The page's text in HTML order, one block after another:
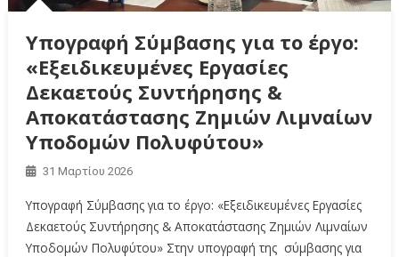
Υπογραφή Σύμβασης για το έργο:
«Εξειδικευμένες Εργασίες
Δεκαετούς Συντήρησης &
Αποκατάστασης Ζημιών Λιμναίων
Υποδομών Πολυφύτου»
31 Μαρτίου 2026
Υπογραφή Σύμβασης για το έργο: «Εξειδικευμένες Εργασίες
Δεκαετούς Συντήρησης & Αποκατάστασης Ζημιών Λιμναίων
Υποδομών Πολυφύτου» Στην υπογραφή της σύμβασης για